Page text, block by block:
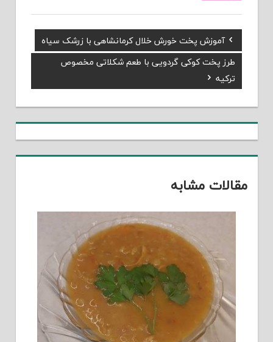
راهبری
نوشته
Previous
Post:
آموزش پخت خورش‌ خلال‌ كرمانشاهی با زرشک سیاه
Next
Post:
طرز پخت کوکی گردویی با طعم شکلاتی مخصوص
ترکیه
مقالات مشابه